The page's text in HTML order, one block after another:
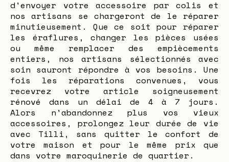
d'envoyer votre accessoire par colis et
nos artisans se chargeront de le réparer
minutieusement. Que ce soit pour réparer
les éraflures, changer les pièces usées
ou même remplacer des empiècements
entiers, nos artisans sélectionnés avec
soin sauront répondre à vos besoins. Une
fois les réparations convenues, vous
recevrez votre article soigneusement
rénové dans un délai de 4 à 7 jours.
Alors n'abandonnez plus vos vieux
accessoires, prolongez leur durée de vie
avec Tilli, sans quitter le confort de
votre maison et pour le même prix que
dans votre maroquinerie de quartier.